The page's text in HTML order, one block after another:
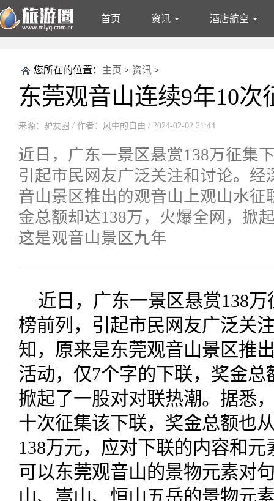
首页 资讯 酒店航空
您所在的位置： 主页 > 资讯 >
东莞观音山连续9年10次
来源：驴友圈 / 作者：风中的自由 / 2024-02-02 21:44
近日，广东一景区悬赏138万征集
引起市民网友广泛关注和讨论。
音山景区推出的观音山上观山水
金总额却达138万，火爆全网，掀
这是观音山景区九年
近日，广东一景区悬赏138
榜前列，引起市民网友广泛关
知，原来是东莞观音山景区推
活动，仅7个字的下联，奖金总
掀起了一股对对联热潮。据悉
十次征集该下联，奖金总额也
138万元，应对下联的内容和
可以东莞观音山的景物元素对
山、嵩山、恒山五岳的景物元